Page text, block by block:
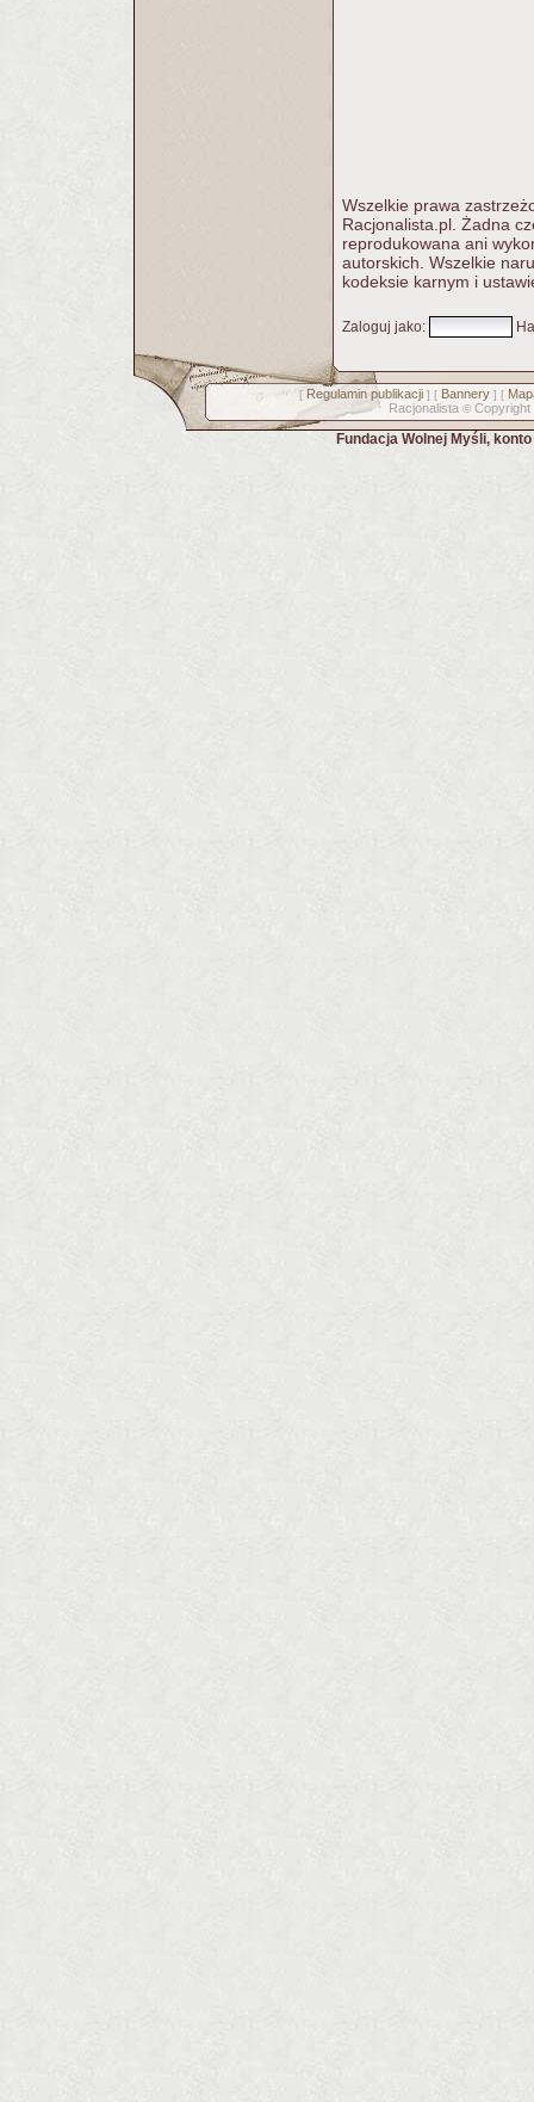
Wszelkie prawa
Racjonalista.pl. Żadna
reprodukowana ani
autorskich. Wszelkie
kodeksie karnym i
Zaloguj jako:
[ Regulamin publikacji] [ Bannery] [
Racjonalista © Copyright
Fundacja Wolnej Myśli,